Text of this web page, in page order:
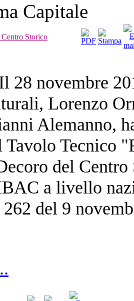
Capitale
Storico
28 novembre
Lorenzo
Alemanno,
Tecnico
del
a livello
del 9